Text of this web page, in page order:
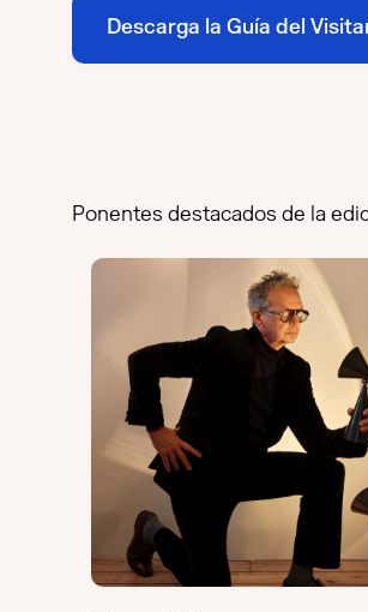
Descarga la Guía del
Ponentes destacados de la